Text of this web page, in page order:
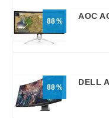
88
AOC
88
DELL